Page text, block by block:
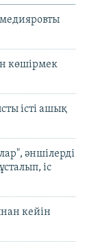
көшірмек
істі ашық
әншілерді
іс
кейін